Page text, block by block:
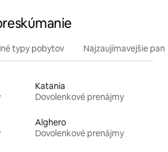
Iné typy pobytov Najzaujímavejšie
Katania
Dovolenkové prenájmy
Alghero
Dovolenkové prenájmy